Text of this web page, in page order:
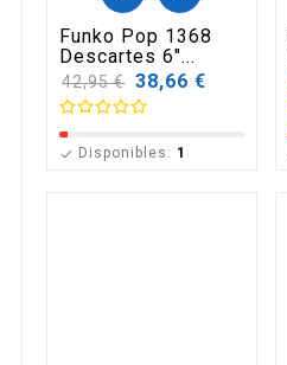
Funko Pop 1368
Descartes 6"...
Precio
base
42,95 € 38,66 €
 Disponibles: 1